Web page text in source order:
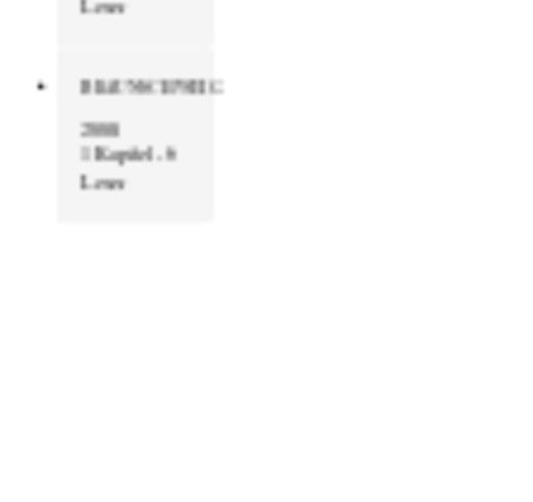
BRAUNSCHWEIG
2008
1 Kapitel - 6
Leser